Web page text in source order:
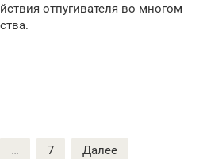
отпугивателя во многом
… 7 Далее